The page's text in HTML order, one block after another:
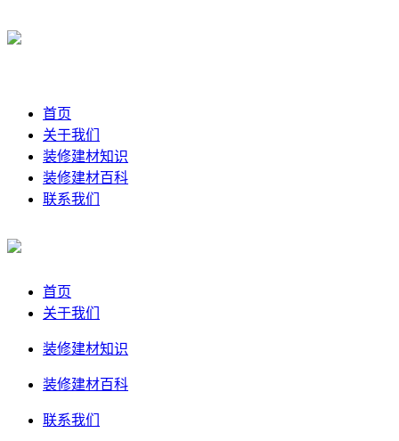
首页
关于我们
装修建材知识
装修建材百科
联系我们
首页
关于我们
装修建材知识
装修建材百科
联系我们